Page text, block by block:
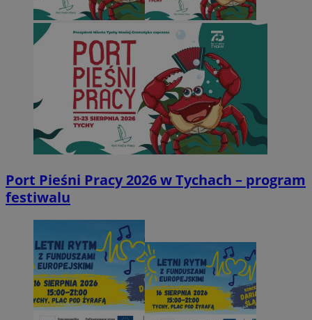
Port Pieśni Pracy 2026 w Tychach – program
festiwalu